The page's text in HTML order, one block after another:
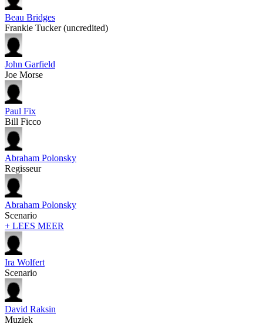
Beau Bridges
Frankie Tucker (uncredited)
John Garfield
Joe Morse
Paul Fix
Bill Ficco
Abraham Polonsky
Regisseur
Abraham Polonsky
Scenario
+ LEES MEER
Ira Wolfert
Scenario
David Raksin
Muziek